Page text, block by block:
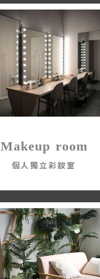
Makeup room
個人獨立彩妝室